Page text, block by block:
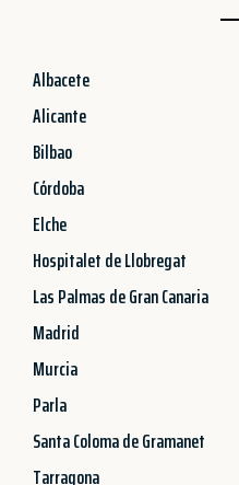
Albacete
Alicante
Bilbao
Córdoba
Elche
Hospitalet de Llobregat
Las Palmas de Gran Canaria
Madrid
Murcia
Parla
Santa Coloma de Gramanet
Tarragona